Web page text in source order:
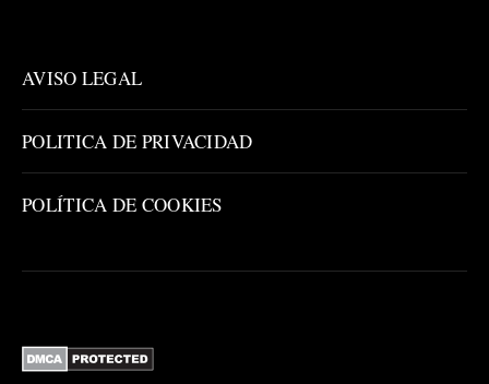
AVISO LEGAL
POLITICA DE PRIVACIDAD
POLÍTICA DE COOKIES